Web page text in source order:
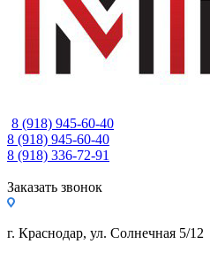
8 (918) 945-60-40
8 (918) 945-60-40
8 (918) 336-72-91
Заказать звонок
г. Краснодар, ул. Солнечная 5/12